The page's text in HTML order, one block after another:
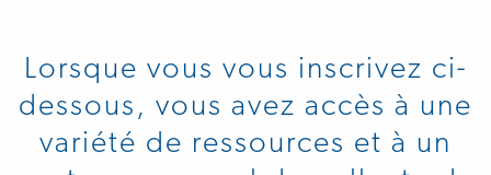
Lorsque vous vous inscrivez ci-
dessous, vous avez accès à une
variété de ressources et à un